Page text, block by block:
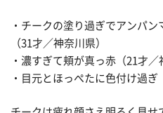
・チークの塗り過ぎでアンパ
（31才／神奈川県）
・濃すぎて頬が真っ赤（21才／
・目元とほっぺたに色付け過ぎ